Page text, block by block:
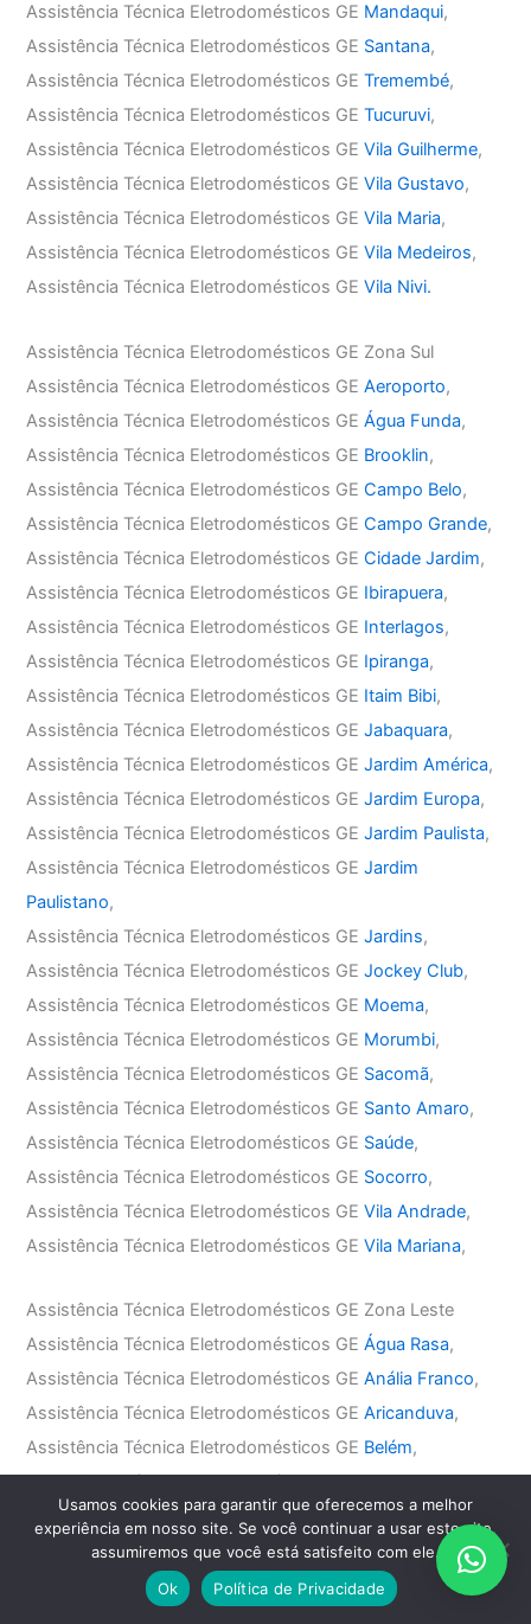
Assistência Técnica Eletrodomésticos GE Mandaqui,
Assistência Técnica Eletrodomésticos GE Santana,
Assistência Técnica Eletrodomésticos GETremembé,
Assistência Técnica Eletrodomésticos GETucuruvi,
Assistência Técnica Eletrodomésticos GEVila Guilherme,
Assistência Técnica Eletrodomésticos GEVila Gustavo,
Assistência Técnica Eletrodomésticos GEVila Maria,
Assistência Técnica Eletrodomésticos GEVila Medeiros,
Assistência Técnica Eletrodomésticos GEVila Nivi.
Assistência Técnica Eletrodomésticos GE Zona Sul
Assistência Técnica Eletrodomésticos GEAeroporto,
Assistência Técnica Eletrodomésticos GEÁgua Funda,
Assistência Técnica Eletrodomésticos GE Brooklin,
Assistência Técnica Eletrodomésticos GECampo Belo,
Assistência Técnica Eletrodomésticos GECampo Grande,
Assistência Técnica Eletrodomésticos GECidade Jardim,
Assistência Técnica Eletrodomésticos GE Ibirapuera,
Assistência Técnica Eletrodomésticos GE Interlagos,
Assistência Técnica Eletrodomésticos GE Ipiranga,
Assistência Técnica Eletrodomésticos GE Itaim Bibi,
Assistência Técnica Eletrodomésticos GEJabaquara,
Assistência Técnica Eletrodomésticos GEJardim América,
Assistência Técnica Eletrodomésticos GEJardim Europa,
Assistência Técnica Eletrodomésticos GEJardim Paulista,
Assistência Técnica Eletrodomésticos GEJardim
Paulistano,
Assistência Técnica Eletrodomésticos GEJardins,
Assistência Técnica Eletrodomésticos GEJockey Club,
Assistência Técnica Eletrodomésticos GE Moema,
Assistência Técnica Eletrodomésticos GE Morumbi,
Assistência Técnica Eletrodomésticos GE Sacomã,
Assistência Técnica Eletrodomésticos GE Santo Amaro,
Assistência Técnica Eletrodomésticos GE Saúde,
Assistência Técnica Eletrodomésticos GE Socorro,
Assistência Técnica Eletrodomésticos GEVila Andrade,
Assistência Técnica Eletrodomésticos GEVila Mariana,
Assistência Técnica Eletrodomésticos GE Zona Leste
Assistência Técnica Eletrodomésticos GEÁgua Rasa,
Assistência Técnica Eletrodomésticos GEAnália Franco,
Assistência Técnica Eletrodomésticos GEAricanduva,
Assistência Técnica Eletrodomésticos GE Belém,
Assistência Técnica Eletrodomésticos GEPenha,
Assistência Técnica Eletrodomésticos GETatuapé,
Assistência Técnica Eletrodomésticos GEVila Carrão,
Usamos cookies para garantir que oferecemos a melhor
experiência em nosso site. Se você continuar a usar este site,
assumiremos que você está satisfeito com ele.
Ok
Política de Privacidade